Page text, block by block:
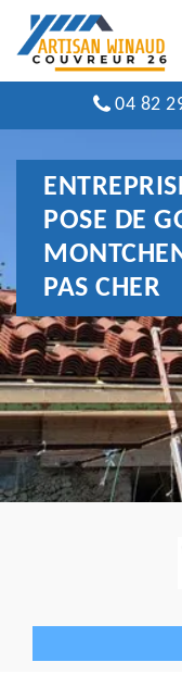
04 82
POSE DE
PAS CHER